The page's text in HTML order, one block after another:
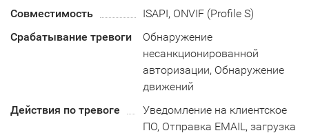
Совместимость
ISAPI, ONVIF (Profile S)
Срабатывание тревоги
Обнаружение
несанкционированной
авторизации, Обнаружение
движений
Действия по тревоге
Уведомление на клиентское
ПО, Отправка EMAIL, загрузка